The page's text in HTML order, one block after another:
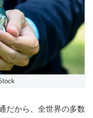
だから、全世界の多数